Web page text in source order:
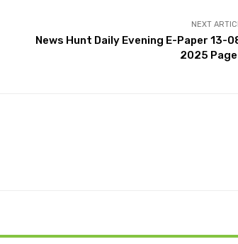
NEXT
News Hunt Daily Evening E-Paper 13-
2025